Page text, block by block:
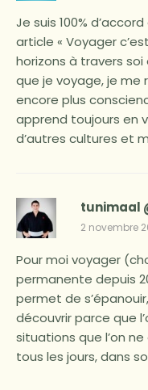
Je suis 100%
article « Voyager
horizons à travers
que je voyage, je
encore plus
apprend toujours en
d’autres cultures et
tunimaal
2 novembre
Pour moi voyager
permanente depuis
permet de
découvrir parce que
situations que l’on
tous les jours, dans